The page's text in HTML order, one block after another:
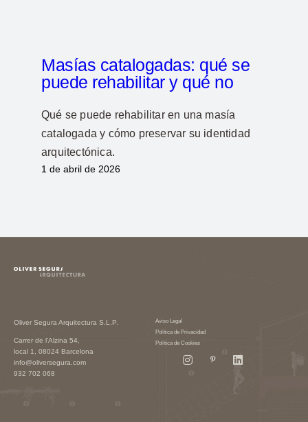
Masías catalogadas: qué se
puede rehabilitar y qué no
Qué se puede rehabilitar en una masía
catalogada y cómo preservar su identidad
arquitectónica.
1 de abril de 2026
Oliver Segura Arquitectura S.L.P.
Carrer de l’Alzina 54,
local 1, 08024 Barcelona
info@oliversegura.com
932 702 068
Aviso Legal
Política de Privacidad
Política de Cookies